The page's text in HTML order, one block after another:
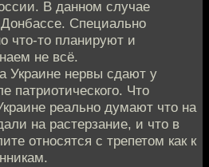
В данном случае
Специально
что-то планируют и
не всё.
Украине нервы сдают у
патриотического. Что
реально думают что на
на растерзание, и что в
относятся с трепетом как к